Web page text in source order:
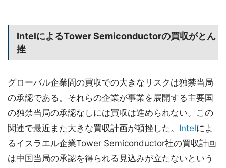
IntelによるTower Semiconductorの買収がとん
挫
グローバル企業間の買収での大きなリスクは独禁当局
の承認である。それらの企業が事業を展開する主要国
の独禁当局の承認なしには買収は進められない。この
関連で最近また大きな買収計画が頓挫した。 Intelによ
るイスラエル企業Tower Semiconductor社の買収計画
は中国当局の承認を得られる見込みが立たないという